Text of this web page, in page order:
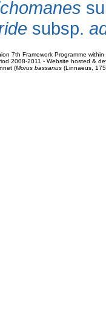
subsp.
7th Framework Programme
2008-2011 - Website hosted &
(Morus bassanus(Linnaeus,